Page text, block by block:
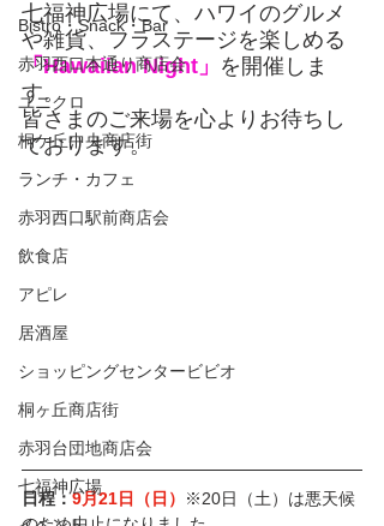
Bistro・Snack・Bar
赤羽西口本通り商店会
ユニクロ
桐ケ丘中央商店街
ランチ・カフェ
赤羽西口駅前商店会
飲食店
アピレ
居酒屋
ショッピングセンタービビオ
桐ヶ丘商店街
赤羽台団地商店会
七福神広場
七福神広場にて、ハワイのグルメ
や雑貨、フラステージを楽しめる
「Hawaiian Night」 を開催しま
す。
皆さまのご来場を心よりお待ちし
ております。
日程：9月21日（日）
※20日（土）は悪天候